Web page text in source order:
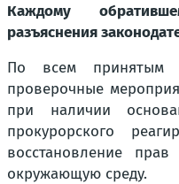
Каждому
разъяснения
По всем принятым
проверочные
при наличии
прокурорского
восстановление
окружающую среду.